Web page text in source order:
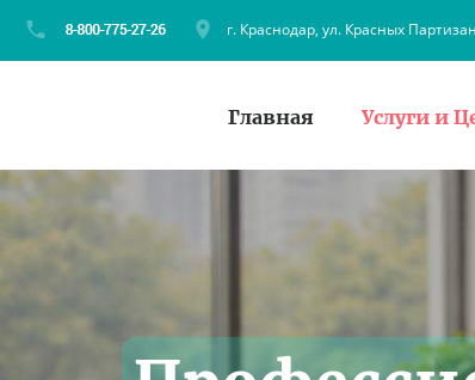
г. Краснодар, ул. Красных
Главная Услуги и